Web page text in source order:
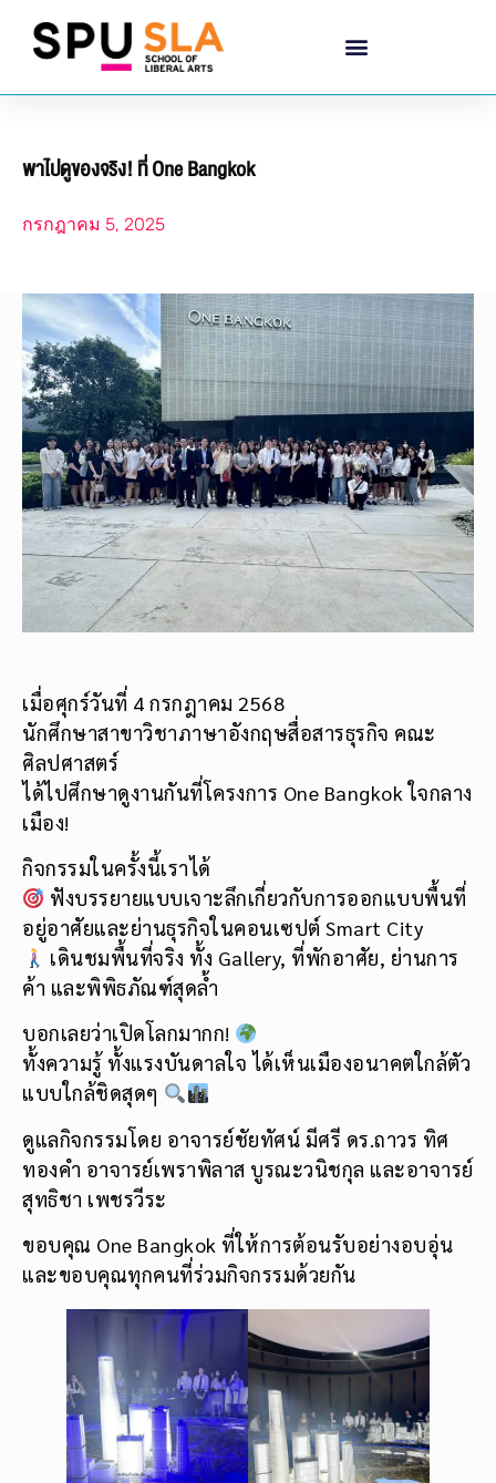
พาไปดูของจริง! ที่ One Bangkok
กรกฎาคม 5, 2025
เมื่อศุกร์วันที่ 4 กรกฎาคม 2568
นักศึกษาสาขาวิชาภาษาอังกฤษสื่อสารธุรกิจ คณะ
ศิลปศาสตร์
ได้ไปศึกษาดูงานกันที่โครงการ One Bangkok ใจกลาง
เมือง!
กิจกรรมในครั้งนี้เราได้
ฟังบรรยายแบบเจาะลึกเกี่ยวกับการออกแบบพื้นที่
อยู่อาศัยและย่านธุรกิจในคอนเซปต์ Smart City
เดินชมพื้นที่จริง ทั้ง Gallery, ที่พักอาศัย, ย่านการ
ค้า และพิพิธภัณฑ์สุดล้ำ
บอกเลยว่าเปิดโลกมากก!
ทั้งความรู้ ทั้งแรงบันดาลใจ ได้เห็นเมืองอนาคตใกล้ตัว
แบบใกล้ชิดสุดๆ
ดูแลกิจกรรมโดย อาจารย์ชัยทัศน์ มีศรี ดร.ถาวร ทิศ
ทองคำ อาจารย์เพราพิลาส บูรณะวนิชกุล และอาจารย์
สุทธิชา เพชรวีระ
ขอบคุณ One Bangkok ที่ให้การต้อนรับอย่างอบอุ่น
และขอบคุณทุกคนที่ร่วมกิจกรรมด้วยกัน